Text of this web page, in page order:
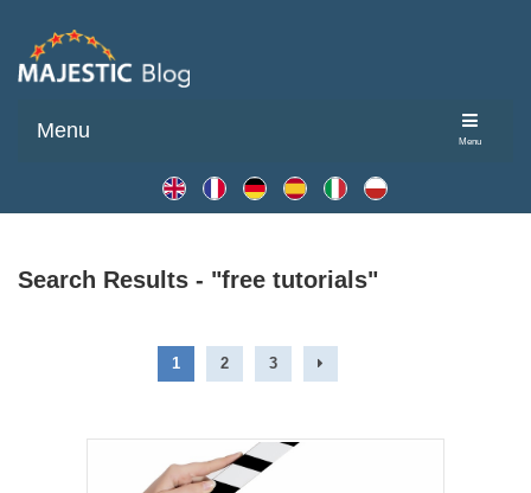
Menu
Menu
Search Results - "free tutorials"
1 2 3